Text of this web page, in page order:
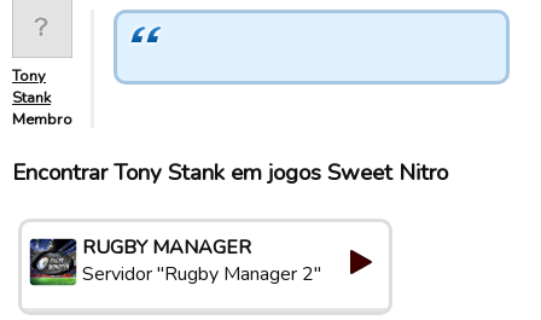
Tony
Stank
Membro
Encontrar Tony Stank em jogos Sweet Nitro
RUGBY MANAGER
Servidor "Rugby Manager 2"